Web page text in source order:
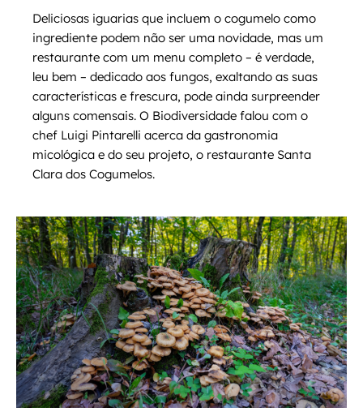
Deliciosas iguarias que incluem o cogumelo como
ingrediente podem não ser uma novidade, mas um
restaurante com um menu completo – é verdade,
leu bem – dedicado aos fungos, exaltando as suas
características e frescura, pode ainda surpreender
alguns comensais. O Biodiversidade falou com o
chef Luigi Pintarelli acerca da gastronomia
micológica e do seu projeto, o restaurante Santa
Clara dos Cogumelos.